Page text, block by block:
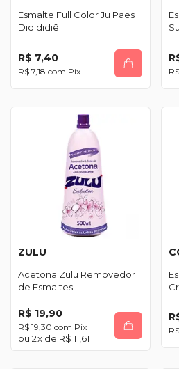
Esmalte Full Color Ju Paes
Didididiê
R$ 7,40
R$ 7,18 com Pix
ZULU
Acetona Zulu Removedor
de Esmaltes
R$ 19,90
R$ 19,30 com Pix
2x de R$ 11,61